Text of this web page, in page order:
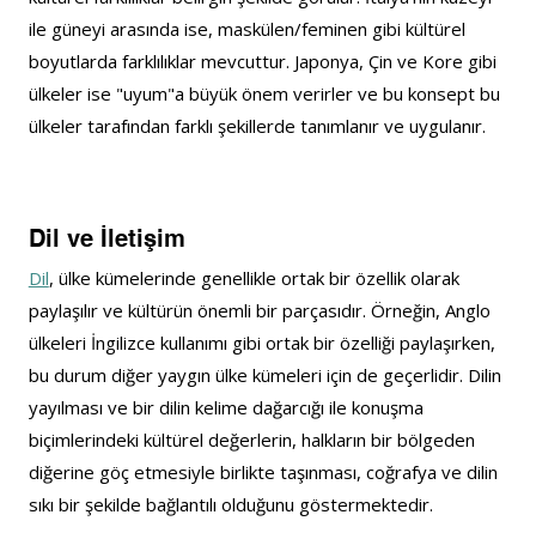
ile güneyi arasında ise, maskülen/feminen gibi kültürel
boyutlarda farklılıklar mevcuttur. Japonya, Çin ve Kore gibi
ülkeler ise "uyum"a büyük önem verirler ve bu konsept bu
ülkeler tarafından farklı şekillerde tanımlanır ve uygulanır.
Dil ve İletişim
Dil, ülke kümelerinde genellikle ortak bir özellik olarak
paylaşılır ve kültürün önemli bir parçasıdır. Örneğin, Anglo
ülkeleri İngilizce kullanımı gibi ortak bir özelliği paylaşırken,
bu durum diğer yaygın ülke kümeleri için de geçerlidir. Dilin
yayılması ve bir dilin kelime dağarcığı ile konuşma
biçimlerindeki kültürel değerlerin, halkların bir bölgeden
diğerine göç etmesiyle birlikte taşınması, coğrafya ve dilin
sıkı bir şekilde bağlantılı olduğunu göstermektedir.